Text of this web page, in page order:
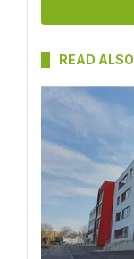
READ ALSO